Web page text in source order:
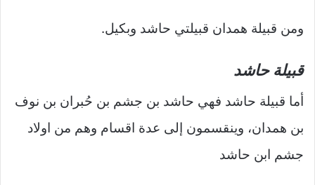
ومن قبيلة همدان قبيلتي حاشد وبكيل.
قبيلة حاشد
أما قبيلة حاشد فهي حاشد بن جشم بن حُبران بن نوف
بن همدان، وينقسمون إلى عدة اقسام وهم من اولاد
جشم ابن حاشد